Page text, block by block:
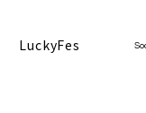
LuckyFes